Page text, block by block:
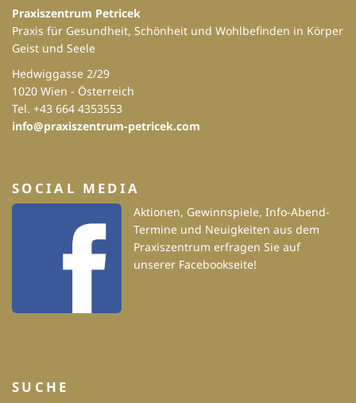
Praxiszentrum Petricek
Praxis für Gesundheit, Schönheit und Wohlbefinden in Körper
Geist und Seele
Hedwiggasse 2/29
1020 Wien - Österreich
Tel. +43 664 4353553
info@praxiszentrum-petricek.com
SOCIAL MEDIA
Aktionen, Gewinnspiele, Info-Abend-
Termine und Neuigkeiten aus dem
Praxiszentrum erfragen Sie auf
unserer Facebookseite!
SUCHE